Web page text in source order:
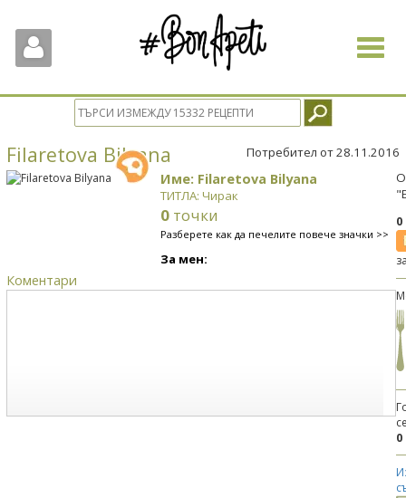
Toggle
Filaretova Bilyana Потребител от 28.11.2016
Име: Filaretova Bilyana
ТИТЛА: Чирак
0 точки
Разберете как да печелите повече значки >>
За мен:
Коментари
0